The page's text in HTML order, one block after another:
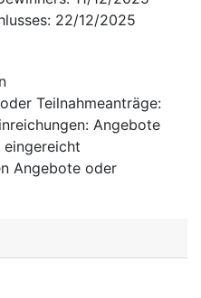
: 22/12/2025
Teilnahmeanträge:
: Angebote
Angebote oder